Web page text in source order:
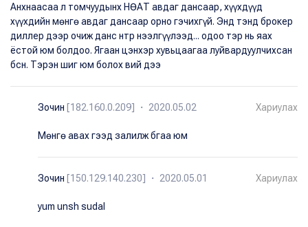
Анхнаасаа л томчуудынх НӨАТ авдаг дансаар, хүүхдүүд
хүүхдийн мөнгө авдаг дансаар орно гэчихгүй. Энд тэнд брокер
диллер дээр очиж данс нтр нээлгүүлээд... одоо тэр нь яах
ёстой юм болдоо. Ягаан цэнхэр хувьцаагаа луйвардуулчихсан
бсн. Тэрэн шиг юм болох вий дээ
Зочин [182.160.0.209] ・ 2020.05.02 Хариулах
Мөнгө авах гээд залилж бгаа юм
Зочин [150.129.140.230] ・ 2020.05.01 Хариулах
yum unsh sudal